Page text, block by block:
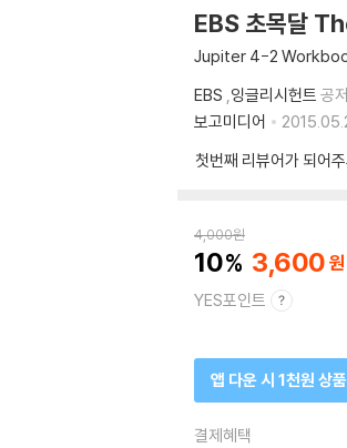
EBS 초목달
Jupiter 4-2
EBS ,잉글리시헌트 공저
보고미디어
첫번째 리뷰어가 되어
4,000원
10 3,600
YES포인트
앱 다운 시 1천원 상
결제혜택